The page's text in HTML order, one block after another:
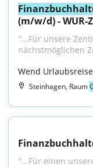
(m/w/d) - WUR-
"...Für unsere
nächstmöglichen
Wend
Steinhagen, Raum
"...Für einen